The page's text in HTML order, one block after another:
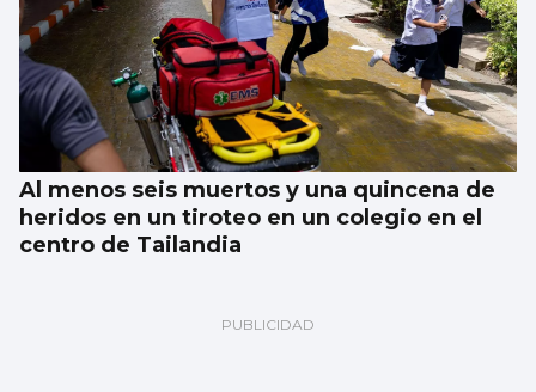
Al menos seis muertos y una quincena de
heridos en un tiroteo en un colegio en el
centro de Tailandia